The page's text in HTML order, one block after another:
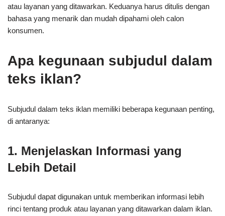
atau layanan yang ditawarkan. Keduanya harus ditulis dengan
bahasa yang menarik dan mudah dipahami oleh calon
konsumen.
Apa kegunaan subjudul dalam
teks iklan?
Subjudul dalam teks iklan memiliki beberapa kegunaan penting,
di antaranya:
1. Menjelaskan Informasi yang
Lebih Detail
Subjudul dapat digunakan untuk memberikan informasi lebih
rinci tentang produk atau layanan yang ditawarkan dalam iklan.